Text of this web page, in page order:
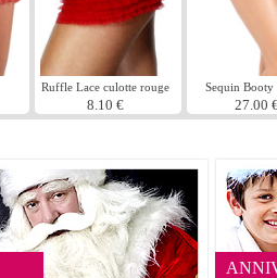
Ruffle Lace culotte rouge
8.10 €
Sequin Booty
27.00